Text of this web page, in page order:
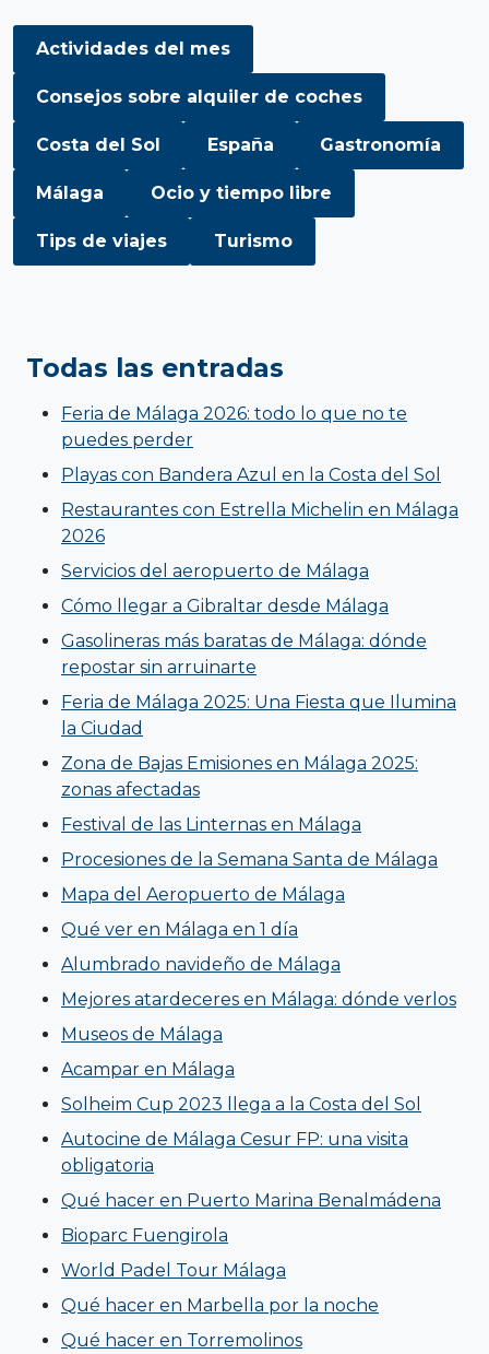
Actividades del mes
Consejos sobre alquiler de coches
Costa del Sol España Gastronomía
Málaga Ocio y tiempo libre
Tips de viajes Turismo
Todas las entradas
Feria de Málaga 2026: todo lo que no te
puedes perder
Playas con Bandera Azul en la Costa del Sol
Restaurantes con Estrella Michelin en Málaga
2026
Servicios del aeropuerto de Málaga
Cómo llegar a Gibraltar desde Málaga
Gasolineras más baratas de Málaga: dónde
repostar sin arruinarte
Feria de Málaga 2025: Una Fiesta que Ilumina
la Ciudad
Zona de Bajas Emisiones en Málaga 2025:
zonas afectadas
Festival de las Linternas en Málaga
Procesiones de la Semana Santa de Málaga
Mapa del Aeropuerto de Málaga
Qué ver en Málaga en 1 día
Alumbrado navideño de Málaga
Mejores atardeceres en Málaga: dónde verlos
Museos de Málaga
Acampar en Málaga
Solheim Cup 2023 llega a la Costa del Sol
Autocine de Málaga Cesur FP: una visita
obligatoria
Qué hacer en Puerto Marina Benalmádena
Bioparc Fuengirola
World Padel Tour Málaga
Qué hacer en Marbella por la noche
Qué hacer en Torremolinos